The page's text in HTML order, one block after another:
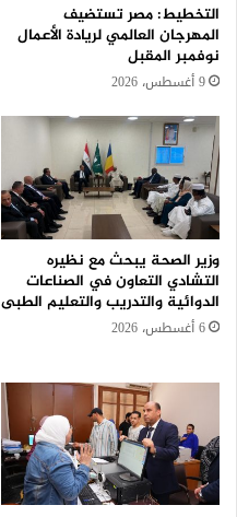
التخطيط: مصر تستضيف
المهرجان العالمي لريادة الأعمال
نوفمبر المقبل
9 أغسطس، 2026
وزير الصحة يبحث مع نظيره
التشادي التعاون في الصناعات
الدوائية والتدريب والتعليم الطبى
6 أغسطس، 2026